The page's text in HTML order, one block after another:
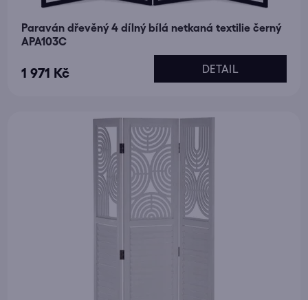
Paraván dřevěný 4 dílný bílá netkaná textilie černý
APA103C
1 971 Kč DETAIL